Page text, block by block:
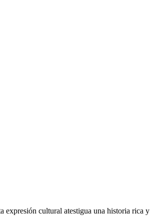
expresión cultural atestigua una historia rica y